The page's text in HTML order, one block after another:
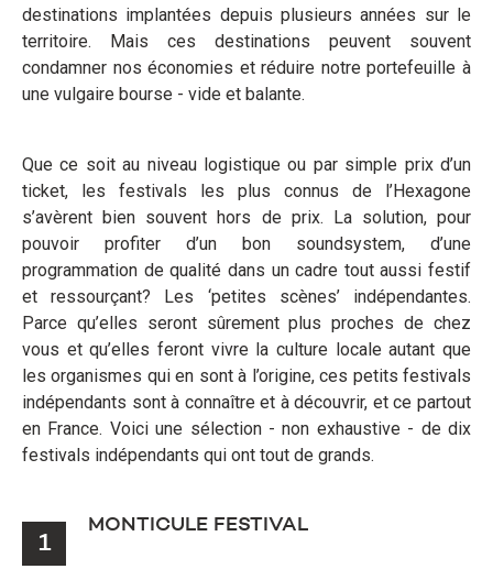
destinations implantées depuis plusieurs années sur le
territoire. Mais ces destinations peuvent souvent
condamner nos économies et réduire notre portefeuille à
une vulgaire bourse - vide et balante.
Que ce soit au niveau logistique ou par simple prix d’un
ticket, les festivals les plus connus de l’Hexagone
s’avèrent bien souvent hors de prix. La solution, pour
pouvoir profiter d’un bon soundsystem, d’une
programmation de qualité dans un cadre tout aussi festif
et ressourçant? Les ‘petites scènes’ indépendantes.
Parce qu’elles seront sûrement plus proches de chez
vous et qu’elles feront vivre la culture locale autant que
les organismes qui en sont à l’origine, ces petits festivals
indépendants sont à connaître et à découvrir, et ce partout
en France. Voici une sélection - non exhaustive - de dix
festivals indépendants qui ont tout de grands.
1
MONTICULE FESTIVAL